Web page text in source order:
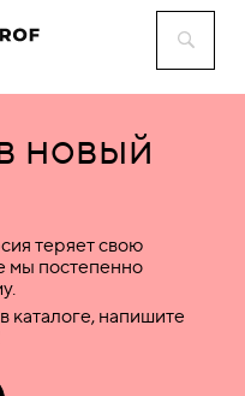
новый
теряет свою
мы постепенно
каталоге, напишите